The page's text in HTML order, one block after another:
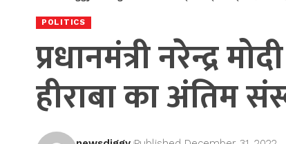
POLITICS
प्रधानमंत्री नरेन्द्र
हीराबा का अंतिम